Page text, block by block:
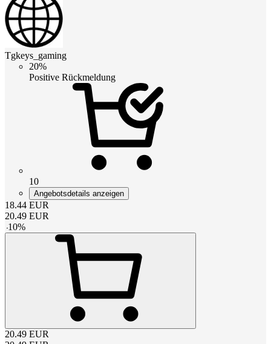
Tgkeys_gaming
20%
Positive Rückmeldung
10
Angebotsdetails anzeigen
18.44 EUR
20.49 EUR
-10%
20.49 EUR